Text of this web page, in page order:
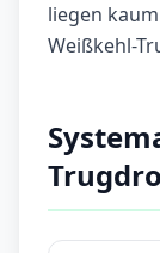
liegen
Weißkehl-